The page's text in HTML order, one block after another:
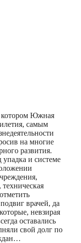
котором Южная
самым
на многие
развития.
и системе
врачей, да
невзирая
оставались
свой долг по